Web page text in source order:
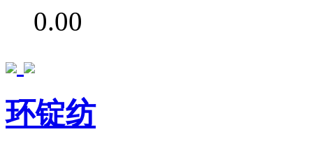
0.00
环锭纺